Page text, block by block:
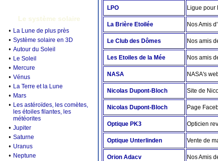
Le système solaire
• La Lune de plus près
• Système solaire en 3D
• Autour du Soleil
• Le Soleil
• Mercure
• Vénus
• La Terre et la Lune
• Mars
• Les astéroïdes, les comètes,
les étoiles filantes, les
météorites
• Jupiter
• Saturne
• Uranus
• Neptune
LPO Ligue pour
La Brière Etoilée Nos Amis
Le Club des Dômes Nos amis
Les Etoiles de la Mée Nos amis
NASA NASA's
Nicolas Dupont-Bloch Site de
Nicolas Dupont-Bloch Page
Optique PK3 Opticien
Optique Unterlinden Vente de
Orion Adacv Nos Amis